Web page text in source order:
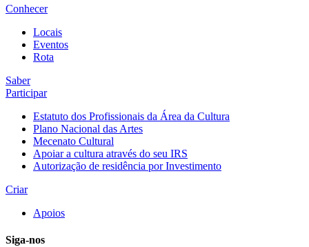
Conhecer
Locais
Eventos
Rota
Saber
Participar
Estatuto dos Profissionais da Área da Cultura
Plano Nacional das Artes
Mecenato Cultural
Apoiar a cultura através do seu IRS
Autorização de residência por Investimento
Criar
Apoios
Siga-nos